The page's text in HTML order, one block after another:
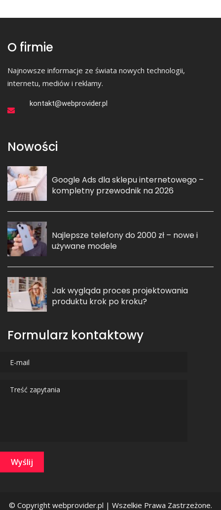
O firmie
Najnowsze informacje ze świata nowych technologii,
internetu, mediów i reklamy.
kontakt@webprovider.pl
Nowości
Google Ads dla sklepu internetowego –
kompletny przewodnik na 2026
Najlepsze telefony do 2000 zł – nowe i
używane modele
Jak wygląda proces projektowania
produktu krok po kroku?
Formularz kontaktowy
Wyślij
© Copyright webprovider.pl | Wszelkie Prawa Zastrzeżone.